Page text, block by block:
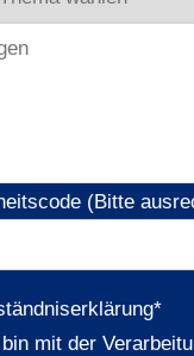
(Bitte
*
mit der